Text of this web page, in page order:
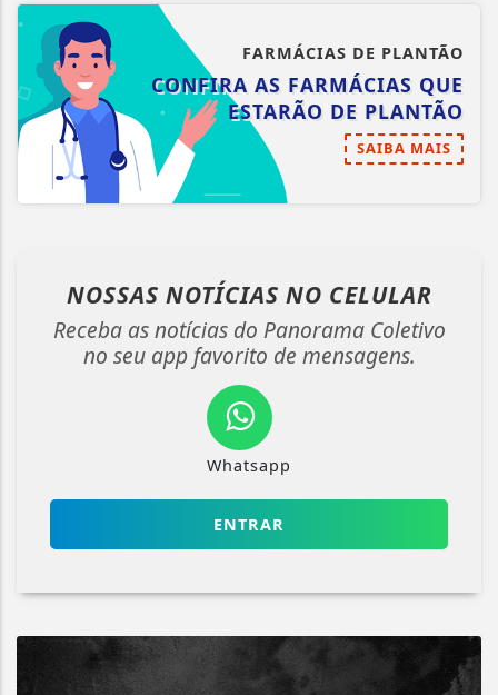
FARMÁCIAS DE PLANTÃO
CONFIRA AS FARMÁCIAS QUE
ESTARÃO DE PLANTÃO
SAIBA MAIS
NOSSAS NOTÍCIAS NO CELULAR
Receba as notícias do Panorama Coletivo
no seu app favorito de mensagens.
Whatsapp
ENTRAR